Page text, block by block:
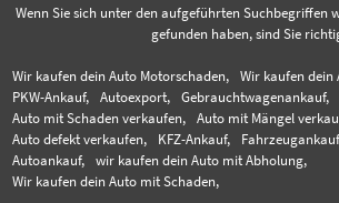
Wenn Sie sich unter den aufgeführten Suchbegriffen
gefunden haben, sind Sie
Wir kaufen dein Auto Motorschaden,
Wir kaufen dein
PKW-Ankauf,
Autoexport, Gebrauchtwagenankauf,
Auto mit Schaden verkaufen,
Auto mit Mängel
Auto defekt verkaufen,
KFZ-Ankauf,
Autoankauf,
wir kaufen dein Auto mit Abholung,
Wir kaufen dein Auto mit Schaden,